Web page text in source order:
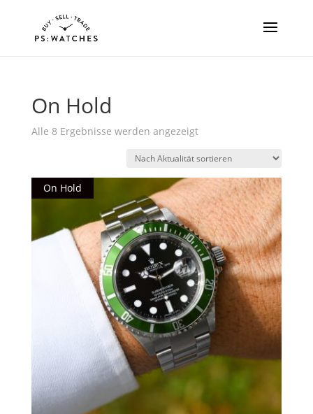
On Hold
Alle 8 Ergebnisse werden angezeigtNach
sortiert
On Hold